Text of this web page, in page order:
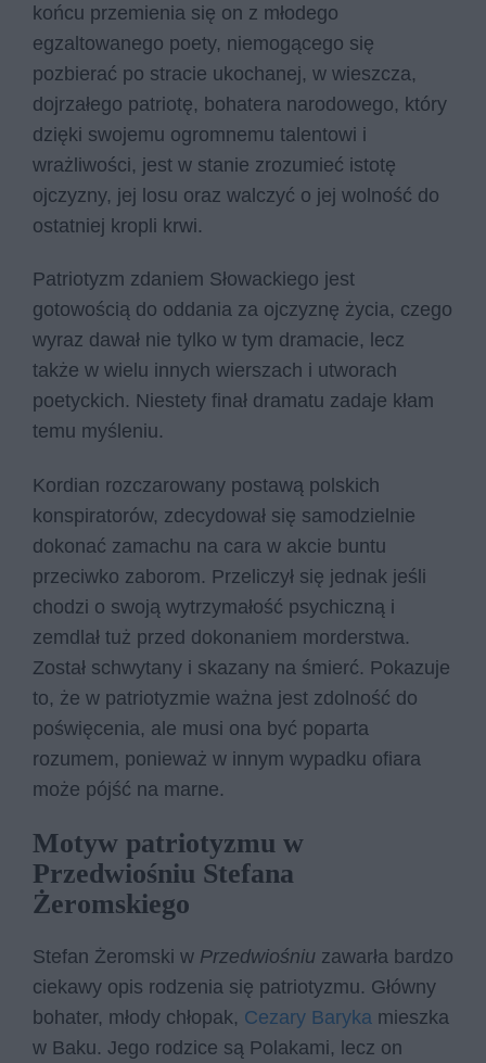
końcu przemienia się on z młodego
egzaltowanego poety, niemogącego się
pozbierać po stracie ukochanej, w wieszcza,
dojrzałego patriotę, bohatera narodowego, który
dzięki swojemu ogromnemu talentowi i
wrażliwości, jest w stanie zrozumieć istotę
ojczyzny, jej losu oraz walczyć o jej wolność do
ostatniej kropli krwi.
Patriotyzm zdaniem Słowackiego jest
gotowością do oddania za ojczyznę życia, czego
wyraz dawał nie tylko w tym dramacie, lecz
także w wielu innych wierszach i utworach
poetyckich. Niestety finał dramatu zadaje kłam
temu myśleniu.
Kordian rozczarowany postawą polskich
konspiratorów, zdecydował się samodzielnie
dokonać zamachu na cara w akcie buntu
przeciwko zaborom. Przeliczył się jednak jeśli
chodzi o swoją wytrzymałość psychiczną i
zemdlał tuż przed dokonaniem morderstwa.
Został schwytany i skazany na śmierć. Pokazuje
to, że w patriotyzmie ważna jest zdolność do
poświęcenia, ale musi ona być poparta
rozumem, ponieważ w innym wypadku ofiara
może pójść na marne.
Motyw patriotyzmu w
Przedwiośniu Stefana
Żeromskiego
Stefan Żeromski w Przedwiośniu zawarła bardzo
ciekawy opis rodzenia się patriotyzmu. Główny
bohater, młody chłopak, Cezary Baryka mieszka
w Baku. Jego rodzice są Polakami, lecz on